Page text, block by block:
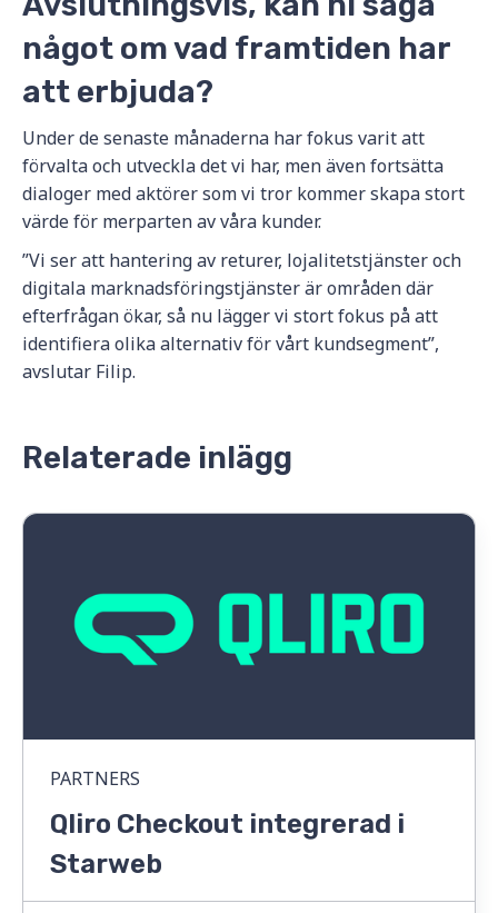
något om vad framtiden har
att erbjuda?
Under de senaste månaderna har fokus varit att
förvalta och utveckla det vi har, men även fortsätta
dialoger med aktörer som vi tror kommer skapa stort
värde för merparten av våra kunder.
”Vi ser att hantering av returer, lojalitetstjänster och
digitala marknadsföringstjänster är områden där
efterfrågan ökar, så nu lägger vi stort fokus på att
identifiera olika alternativ för vårt kundsegment”,
avslutar Filip.
Relaterade inlägg
PARTNERS
Qliro Checkout integrerad i
Starweb